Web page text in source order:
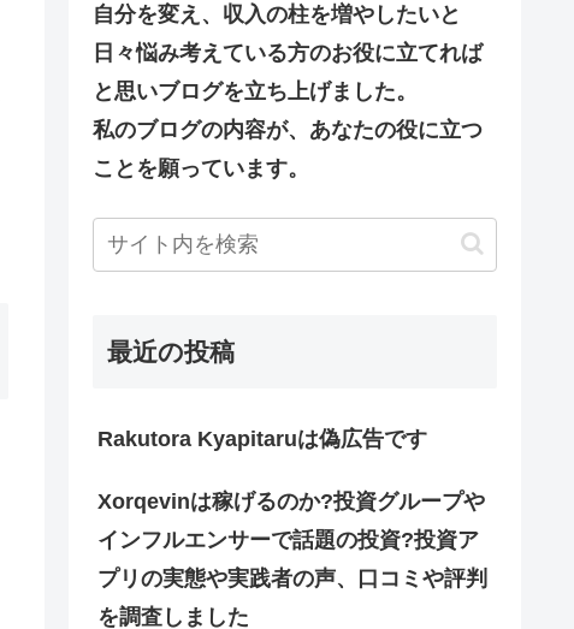
自分を変え、収入の柱を増やしたいと
日々悩み考えている方のお役に立てれば
と思いブログを立ち上げました。
私のブログの内容が、あなたの役に立つ
ことを願っています。
最近の投稿
Rakutora Kyapitaruは偽広告です
Xorqevinは稼げるのか?投資グループや
インフルエンサーで話題の投資?投資ア
プリの実態や実践者の声、口コミや評判
を調査しました